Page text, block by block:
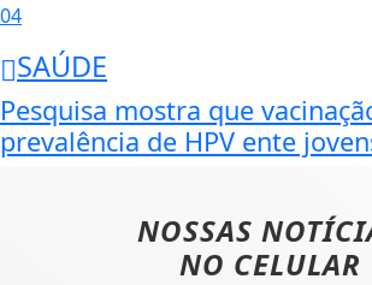
04
SAÚDE
Pesquisa mostra que
prevalência de HPV ente
NOSSAS
NO CELULAR